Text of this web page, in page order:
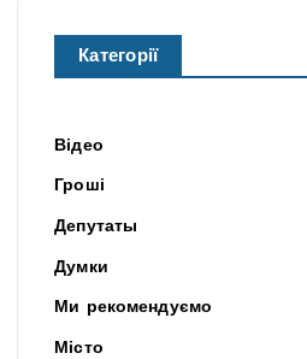
Категорії
Відео
Гроші
Депутаты
Думки
Ми рекомендуємо
Місто